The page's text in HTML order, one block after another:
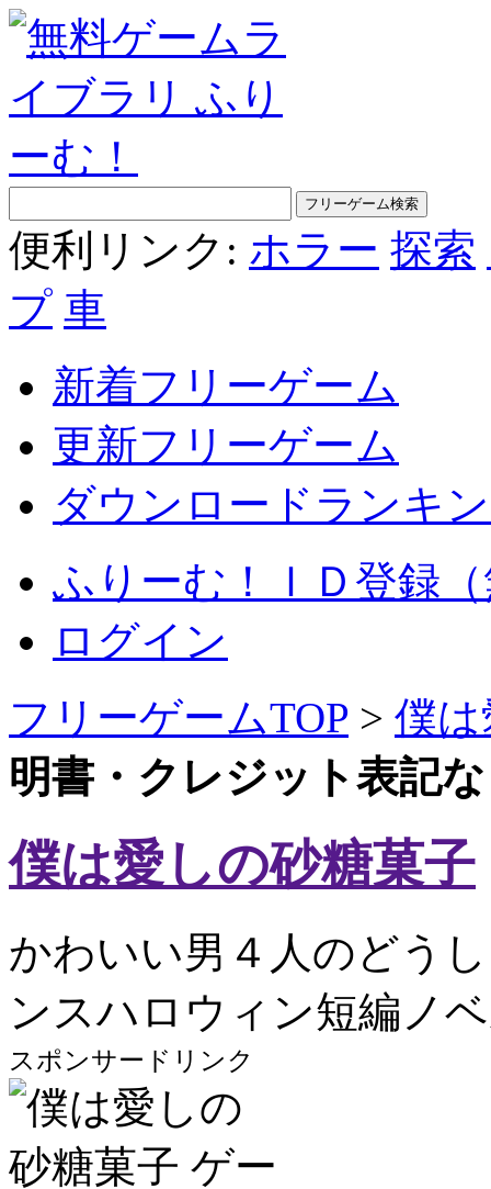
便利リンク: ホラー 探索
プ 車
新着フリーゲーム
更新フリーゲーム
ダウンロードランキ
ふりーむ！ＩＤ登録
ログイン
フリーゲームTOP > 僕
明書・クレジット表記
僕は愛しの砂糖菓子
かわいい男４人のどう
ンスハロウィン短編ノ
スポンサードリンク